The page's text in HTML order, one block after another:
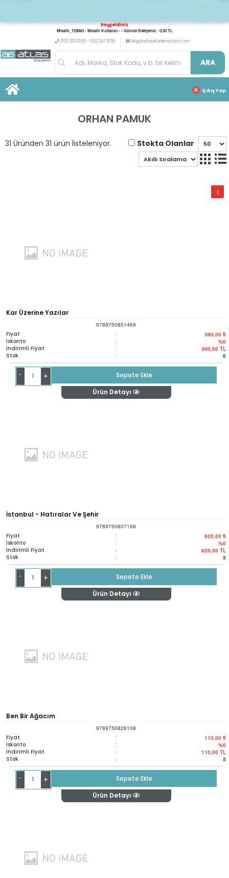
Hoşgeldiniz
Misafir_129865 - Misafir Kullanıcı - - Güncel Bakiyeniz : 0,00 TL
0533 512 93 83 - 0332 241 3059
bilgi@atlasakademiyayin.com
ARA
Çıkış Yap
ORHAN PAMUK
31 Üründen 31 ürün listeleniyor. Stokta Olanlar
1
Kar Üzerine Yazılar
9789750851469
Fiyat : 380,00 ₺
İskonto : %0
İndirimli Fiyat : 380,00 TL
Stok : 6
- +
Sepete Ekle
Ürün Detayı
İstanbul - Hatıralar Ve Şehir
9789750807169
Fiyat : 620,00 ₺
İskonto : %0
İndirimli Fiyat : 620,00 TL
Stok : 5
- +
Sepete Ekle
Ürün Detayı
Ben Bir Ağacım
9789750826108
Fiyat : 110,00 ₺
İskonto : %0
İndirimli Fiyat : 110,00 TL
Stok : 5
- +
Sepete Ekle
Ürün Detayı